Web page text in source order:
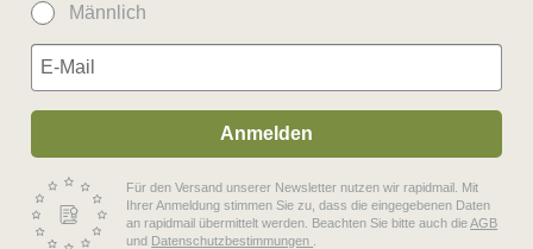
Männlich
Anmelden
Für den Versand unserer Newsletter nutzen wir rapidmail. Mit
Ihrer Anmeldung stimmen Sie zu, dass die eingegebenen Daten
an rapidmail übermittelt werden. Beachten Sie bitte auch dieAGB
und Datenschutzbestimmungen